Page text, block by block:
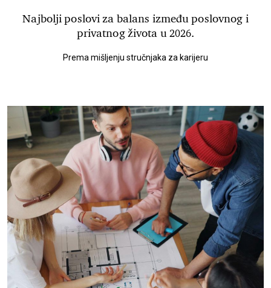
Najbolji poslovi za balans između poslovnog i
privatnog života u 2026.
Prema mišljenju stručnjaka za karijeru